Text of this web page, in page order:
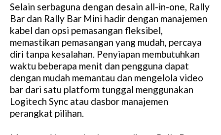
Selain serbaguna dengan desain all-in-one, Rally
Bar dan Rally Bar Mini hadir dengan manajemen
kabel dan opsi pemasangan fleksibel,
memastikan pemasangan yang mudah, percaya
diri tanpa kesalahan. Penyiapan membutuhkan
waktu beberapa menit dan pengguna dapat
dengan mudah memantau dan mengelola video
bar dari satu platform tunggal menggunakan
Logitech Sync atau dasbor manajemen
perangkat pilihan.